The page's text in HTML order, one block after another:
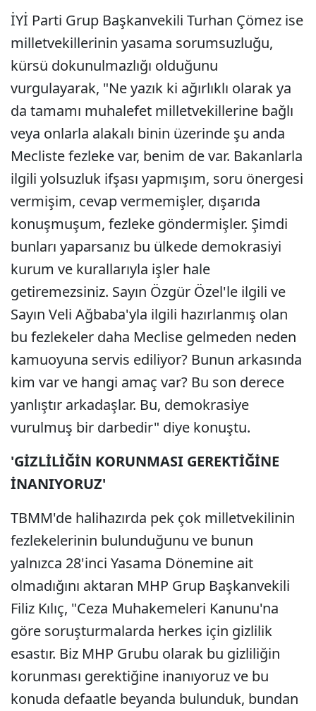
İYİ Parti Grup Başkanvekili Turhan Çömez ise
milletvekillerinin yasama sorumsuzluğu,
kürsü dokunulmazlığı olduğunu
vurgulayarak, "Ne yazık ki ağırlıklı olarak ya
da tamamı muhalefet milletvekillerine bağlı
veya onlarla alakalı binin üzerinde şu anda
Mecliste fezleke var, benim de var. Bakanlarla
ilgili yolsuzluk ifşası yapmışım, soru önergesi
vermişim, cevap vermemişler, dışarıda
konuşmuşum, fezleke göndermişler. Şimdi
bunları yaparsanız bu ülkede demokrasiyi
kurum ve kurallarıyla işler hale
getiremezsiniz. Sayın Özgür Özel'le ilgili ve
Sayın Veli Ağbaba'yla ilgili hazırlanmış olan
bu fezlekeler daha Meclise gelmeden neden
kamuoyuna servis ediliyor? Bunun arkasında
kim var ve hangi amaç var? Bu son derece
yanlıştır arkadaşlar. Bu, demokrasiye
vurulmuş bir darbedir" diye konuştu.
'GİZLİLİĞİN KORUNMASI GEREKTİĞİNE
İNANIYORUZ'
TBMM'de halihazırda pek çok milletvekilinin
fezlekelerinin bulunduğunu ve bunun
yalnızca 28'inci Yasama Dönemine ait
olmadığını aktaran MHP Grup Başkanvekili
Filiz Kılıç, "Ceza Muhakemeleri Kanunu'na
göre soruşturmalarda herkes için gizlilik
esastır. Biz MHP Grubu olarak bu gizliliğin
korunması gerektiğine inanıyoruz ve bu
konuda defaatle beyanda bulunduk, bundan